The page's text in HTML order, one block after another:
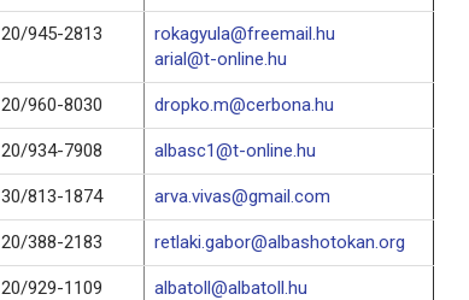
20/945-2813
rokagyula@freemail.hu
arial@t-online.hu
20/960-8030 dropko.m@cerbona.hu
20/934-7908 albasc1@t-online.hu
30/813-1874 arva.vivas@gmail.com
20/388-2183 retlaki.gabor@albashotokan.org
20/929-1109 albatoll@albatoll.hu